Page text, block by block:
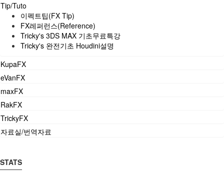
Tip/Tuto
이펙트팁(FX Tip)
FX레퍼런스(Reference)
Tricky's 3DS MAX 기초무료특강
Tricky's 완전기초 Houdini설명
KupaFX
eVanFX
maxFX
RakFX
TrickyFX
자료실/번역자료
STATS